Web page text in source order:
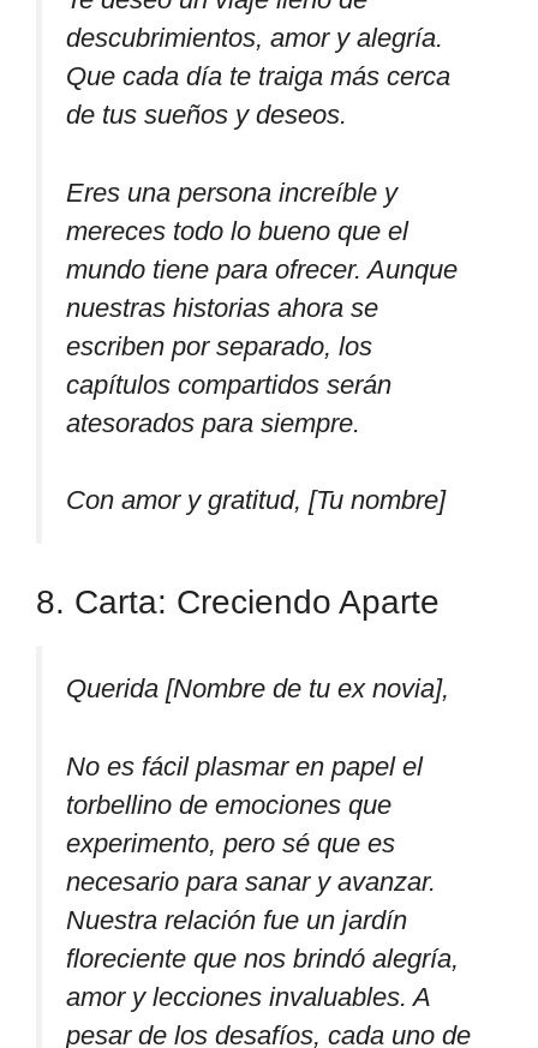
descubrimientos, amor y alegría.
Que cada día te traiga más cerca
de tus sueños y deseos.
Eres una persona increíble y
mereces todo lo bueno que el
mundo tiene para ofrecer. Aunque
nuestras historias ahora se
escriben por separado, los
capítulos compartidos serán
atesorados para siempre.
Con amor y gratitud, [Tu nombre]
8. Carta: Creciendo Aparte
Querida [Nombre de tu ex novia],
No es fácil plasmar en papel el
torbellino de emociones que
experimento, pero sé que es
necesario para sanar y avanzar.
Nuestra relación fue un jardín
floreciente que nos brindó alegría,
amor y lecciones invaluables. A
pesar de los desafíos, cada uno de